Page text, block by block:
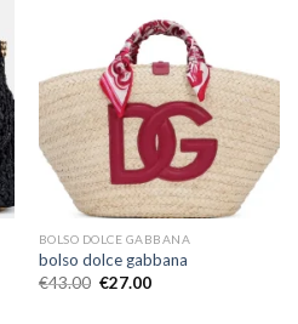
BOLSO DOLCE GABBANA
bolso dolce gabbana
€43.00 €27.00